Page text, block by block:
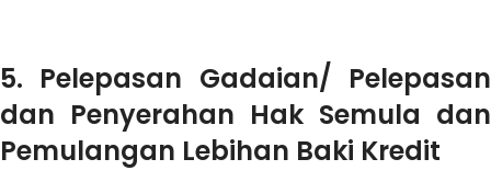
5. Pelepasan Gadaian/ Pelepasan
dan Penyerahan Hak Semula dan
Pemulangan Lebihan Baki Kredit